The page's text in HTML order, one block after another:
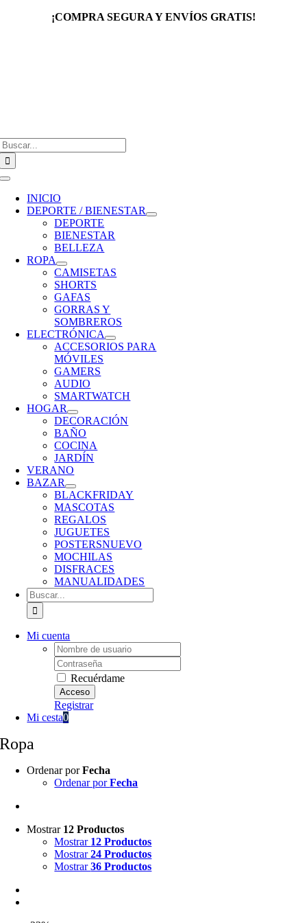
¡COMPRA SEGURA Y ENVÍOS GRATIS!
Toggle
Navigation
INICIO
DEPORTE / BIENESTAR
DEPORTE
BIENESTAR
BELLEZA
ROPA
CAMISETAS
SHORTS
GAFAS
GORRAS Y
SOMBREROS
ELECTRÓNICA
ACCESORIOS PARA
MÓVILES
GAMERS
AUDIO
SMARTWATCH
HOGAR
DECORACIÓN
BAÑO
COCINA
JARDÍN
VERANO
BAZAR
BLACKFRIDAY
MASCOTAS
REGALOS
JUGUETES
POSTERSNUEVO
MOCHILAS
DISFRACES
MANUALIDADES
Buscar:
Mi cuenta
Username:
Password:
Recuérdame
Registrar
Mi cesta0
Ropa
Ordenar porFecha
Ordenar porFecha
Mostrar 12 Productos
Mostrar 12 Productos
Mostrar24 Productos
Mostrar36 Productos